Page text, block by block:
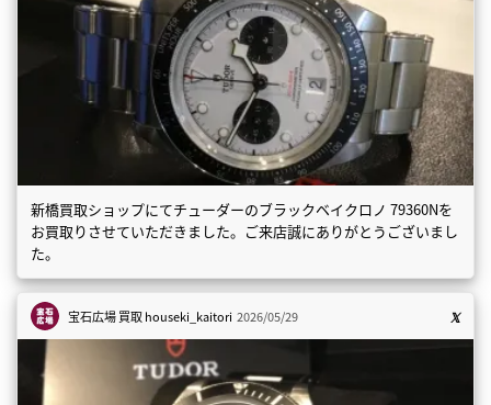
新橋買取ショップにてチューダーのブラックベイクロノ 79360Nを
お買取りさせていただきました。ご来店誠にありがとうございまし
た。
宝石広場 買取houseki_kaitori 2026/05/29